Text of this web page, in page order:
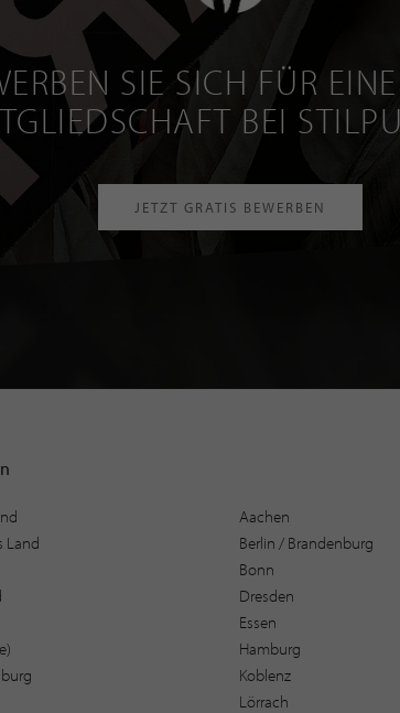
SIE SICH FÜR
BEI
JETZT GRATIS BEWERBEN
Aachen
Land
Berlin / Brandenburg
Bonn
Dresden
Essen
Hamburg
Koblenz
Lörrach